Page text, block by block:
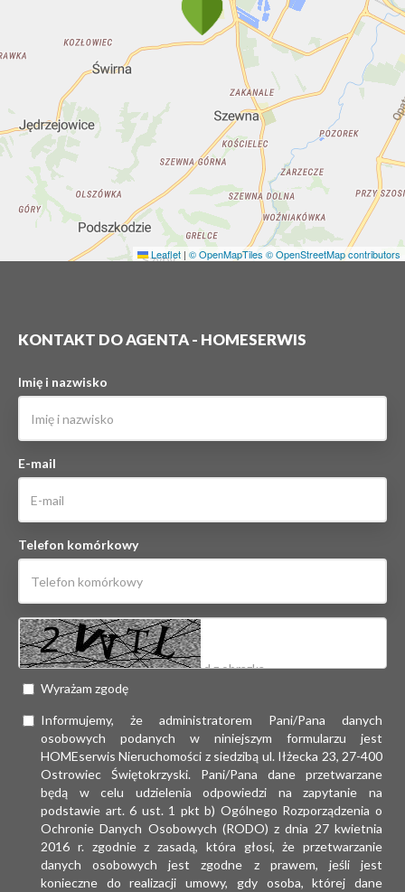
Leaflet | © OpenMapTiles © OpenStreetMap contributors
KONTAKT DO AGENTA - HOMESERWIS
Imię i nazwisko
E-mail
Telefon komórkowy
Wyrażam zgodę
Informujemy, że administratorem Pani/Pana danych
osobowych podanych w niniejszym formularzu jest
HOMEserwis Nieruchomości z siedzibą ul. Iłżecka 23, 27-400
Ostrowiec Świętokrzyski. Pani/Pana dane przetwarzane
będą w celu udzielenia odpowiedzi na zapytanie na
podstawie art. 6 ust. 1 pkt b) Ogólnego Rozporządzenia o
Ochronie Danych Osobowych (RODO) z dnia 27 kwietnia
2016 r. zgodnie z zasadą, która głosi, że przetwarzanie
danych osobowych jest zgodne z prawem, jeśli jest
konieczne do realizacji umowy, gdy osoba, której dane